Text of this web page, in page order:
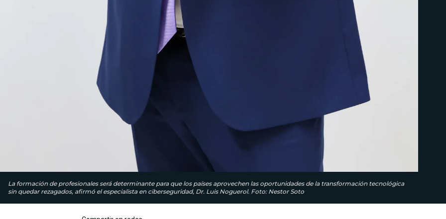
La formación de profesionales será determinante para que los países aprovechen las oportunidades de la transformación tecnológica
sin quedar rezagados, afirmó el especialista en ciberseguridad, Dr. Luis Noguerol. Foto: Nestor Soto